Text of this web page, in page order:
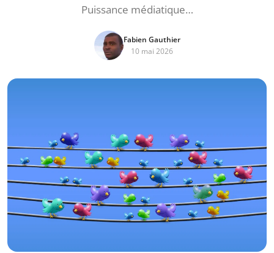
Puissance médiatique…
Fabien Gauthier
10 mai 2026